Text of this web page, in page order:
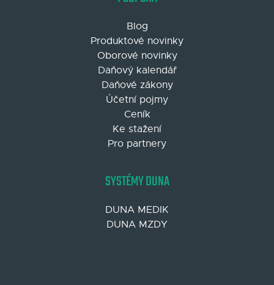
Blog
Produktové novinky
Oborové novinky
Daňový kalendář
Daňové zákony
Účetní pojmy
Ceník
Ke stažení
Pro partnery
SYSTÉMY DUNA
DUNA MEDIK
DUNA MZDY